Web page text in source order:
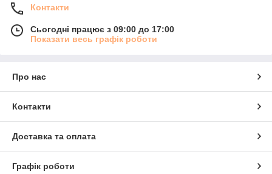
Контакти
Сьогодні працює з 09:00 до 17:00
Показати весь графік роботи
Про нас
Контакти
Доставка та оплата
Графік роботи